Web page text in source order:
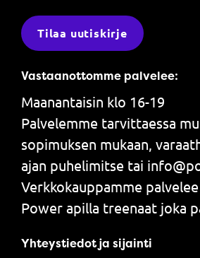
Tilaa uutiskirje
Vastaanottomme palvelee:
Maanantaisin klo 16-19
Palvelemme tarvittaessa
sopimuksen mukaan,
ajan puhelimitse tai
Verkkokauppamme
Power apilla treenaat joka
Yhteystiedot ja sijainti